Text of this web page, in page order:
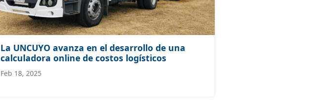
La UNCUYO avanza en el desarrollo de una
calculadora online de costos logísticos
Feb 18, 2025